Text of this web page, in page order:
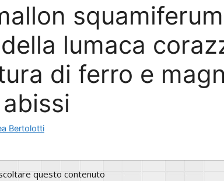
lumaca
di ferro e
Bertolotti
questo contenuto